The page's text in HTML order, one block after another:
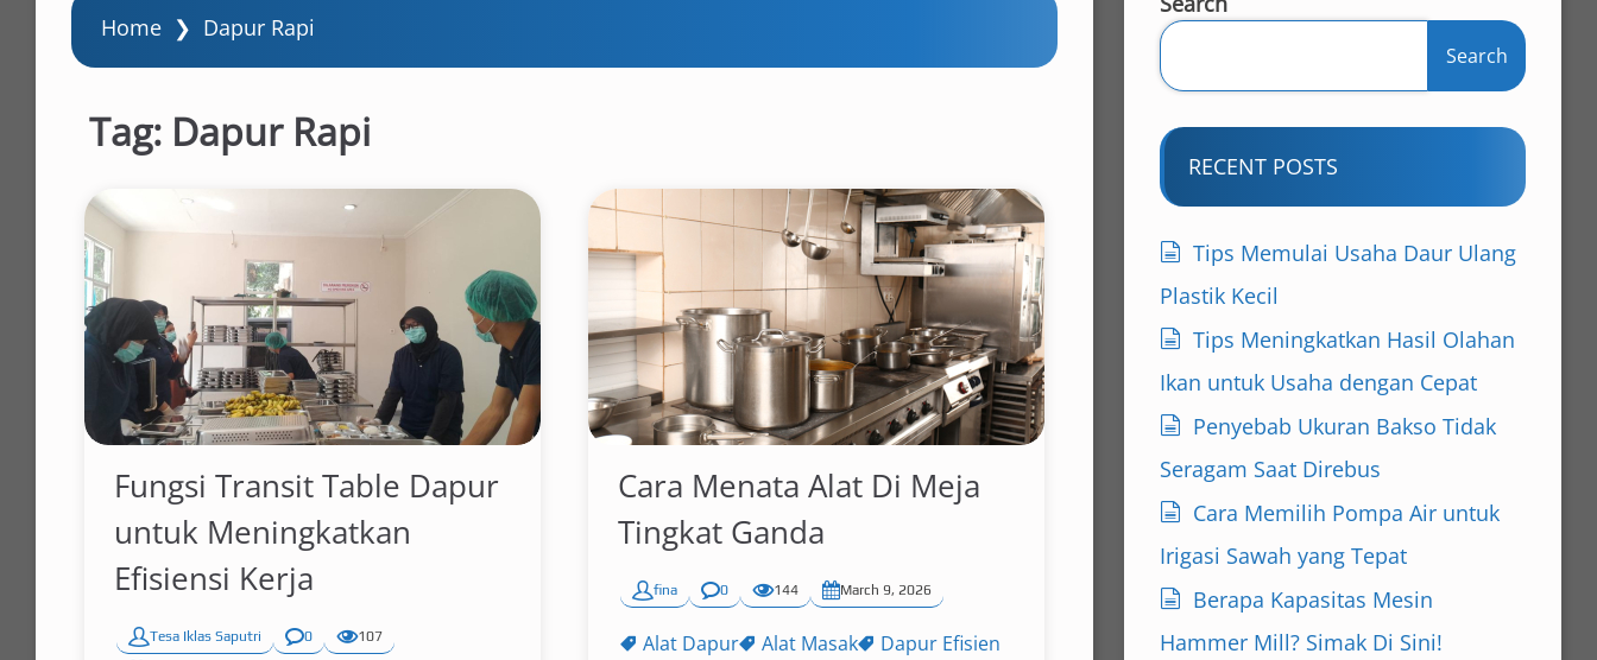
Home ❯ Dapur Rapi
Tag: Dapur Rapi
Fungsi Transit Table Dapur
untuk Meningkatkan
Efisiensi Kerja
Tesa Iklas Saputri 0
107
Cara Menata Alat Di Meja
Tingkat Ganda
fina 0 144 March 9, 2026
Alat Dapur Alat Masak
Dapur Efisien
Search
RECENT POSTS
Tips Memulai Usaha Daur Ulang
Plastik Kecil
Tips Meningkatkan Hasil Olahan
Ikan untuk Usaha dengan Cepat
Penyebab Ukuran Bakso Tidak
Seragam Saat Direbus
Cara Memilih Pompa Air untuk
Irigasi Sawah yang Tepat
Berapa Kapasitas Mesin
Hammer Mill? Simak Di Sini!